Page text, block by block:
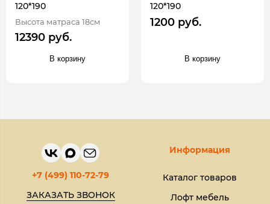
120*190
Высота матраса 18см
12390 руб.
В корзину
120*190
1200 руб.
В корзину
+7 (499) 110-72-79
ЗАКАЗАТЬ ЗВОНОК
Информация
Каталог товаров
Лофт мебель